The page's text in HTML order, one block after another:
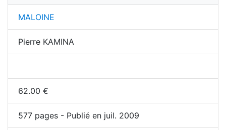
MALOINE
Pierre KAMINA
62.00 €
577 pages - Publié en juil. 2009